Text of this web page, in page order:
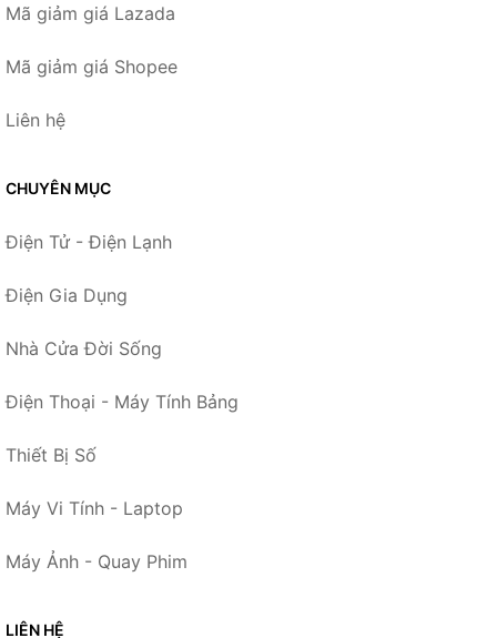
Mã giảm giá Lazada
Mã giảm giá Shopee
Liên hệ
CHUYÊN MỤC
Điện Tử - Điện Lạnh
Điện Gia Dụng
Nhà Cửa Đời Sống
Điện Thoại - Máy Tính Bảng
Thiết Bị Số
Máy Vi Tính - Laptop
Máy Ảnh - Quay Phim
LIÊN HỆ